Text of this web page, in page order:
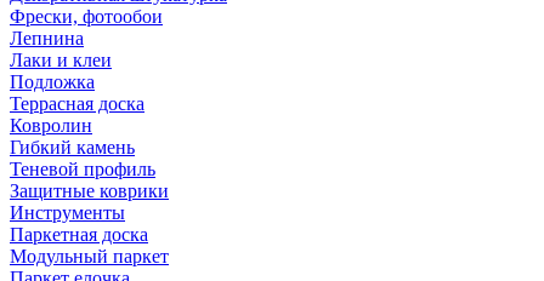
Фрески, фотообои
Лепнина
Лаки и клеи
Подложка
Террасная доска
Ковролин
Гибкий камень
Теневой профиль
Защитные коврики
Инструменты
Паркетная доска
Модульный паркет